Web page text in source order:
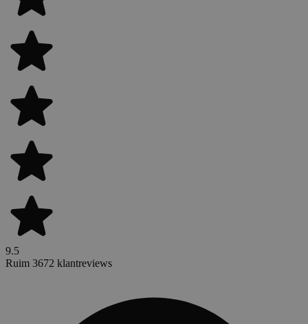
9.5
Ruim 3672 klantreviews